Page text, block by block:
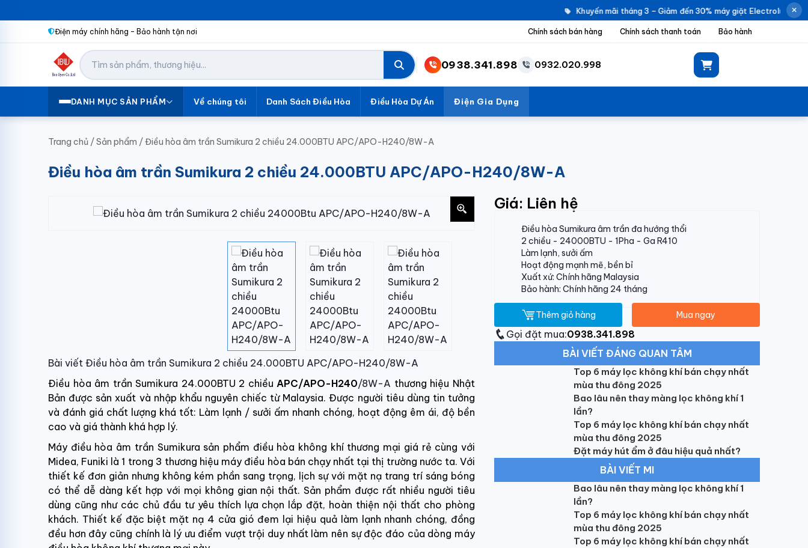
Khuyến mãi tháng 3 – Giảm đến 30% máy giặt Electrolux |
Điện máy chính hãng – Bảo hành tận nơi Chính sách bán hàng Chính sách thanh toán Bảo hành
0938.341.898 0932.020.998
DANH MỤC SẢN PHẨM Về chúng tôi Danh Sách Điều Hòa Điều Hòa Dự Án Điện Gia Dụng
Trang chủ /Sản phẩm /Điều hòa âm trần Sumikura 2 chiều 24.000BTU APC/APO-H240/8W-A
Điều hòa âm trần Sumikura 2 chiều 24.000BTU APC/APO-H240/8W-A
Bài viết Điều hòa âm trần Sumikura 2 chiều 24.000BTU APC/APO-H240/8W-A
Điều hòa âm trần Sumikura 24.000BTU 2 chiềuAPC/APO-H240/8W-A thương hiệu Nhật
Bản được sản xuất và nhập khẩu nguyên chiếc từ Malaysia. Được người tiêu dùng tin tưởng
và đánh giá chất lượng khá tốt: Làm lạnh / sưởi ấm nhanh chóng, hoạt động êm ái, độ bền
cao và giá thành khá hợp lý.
Máy điều hòa âm trần Sumikura sản phẩm điều hòa không khí thương mại giá rẻ cùng với
Midea, Funiki là 1 trong 3 thương hiệu máy điều hòa bán chạy nhất tại thị trường nước ta. Với
thiết kế đơn giản nhưng không kém phần sang trọng, lịch sự với mặt nạ trang trí sáng bóng
có thể dễ dàng kết hợp với mọi không gian nội thất. Sản phẩm được rất nhiều người tiêu
dùng cũng như các chủ đầu tư yêu thích lựa chọn lắp đặt, hoàn thiện nội thất cho phòng
khách. Thiết kế đặc biệt mặt nạ 4 cửa gió đem lại hiệu quả làm lạnh nhanh chóng, đồng
đều hơn đây cũng chính là lý ưu điểm vượt trội duy nhất làm nên sự độc đáo của dòng máy
Giá: Liên hệ
Điều hòa Sumikura âm trần đa hướng thổi
2 chiều - 24000BTU - 1Pha - Ga R410
Làm lạnh, sưởi ấm
Hoạt động mạnh mẽ, bền bỉ
Xuất xứ: Chính hãng Malaysia
Bảo hành: Chính hãng 24 tháng
Thêm giỏ hàng Mua ngay
Gọi đặt mua:0938.341.898
BÀI VIẾT ĐÁNG QUAN TÂM
Top 6 máy lọc không khí bán chạy nhất
mùa thu đông 2025
Bao lâu nên thay màng lọc không khí 1
lần?
Top 6 máy lọc không khí bán chạy nhất
mùa thu đông 2025
Đặt máy hút ẩm ở đâu hiệu quả nhất?
BÀI VIẾT MI
Bao lâu nên thay màng lọc không khí 1
lần?
Top 6 máy lọc không khí bán chạy nhất
mùa thu đông 2025
Top 6 máy lọc không khí bán chạy nhất